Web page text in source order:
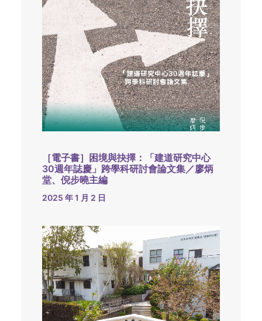
［電子書］困境與抉擇：「建道研究中心
30週年誌慶」跨學科研討會論文集／廖炳
堂、倪步曉主編
2025 年 1 月 2 日